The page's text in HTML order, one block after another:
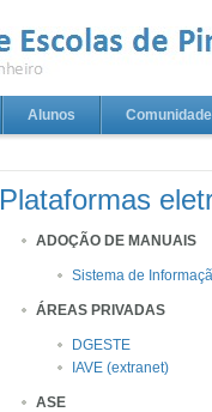
Alunos Comunidade
Plataformas
ADOÇÃO DE MANUAIS
Sistema de
ÁREAS PRIVADAS
DGESTE
IAVE (extranet)
ASE